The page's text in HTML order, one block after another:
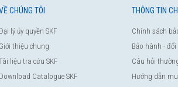
CHÚNG TÔI
lý ủy quyền SKF
Giới thiệu chung
liệu tra cứu SKF
Download Catalogue SKF
THÔNG TIN
Chính sách
Bảo hành -
Câu hỏi
Hướng dẫn